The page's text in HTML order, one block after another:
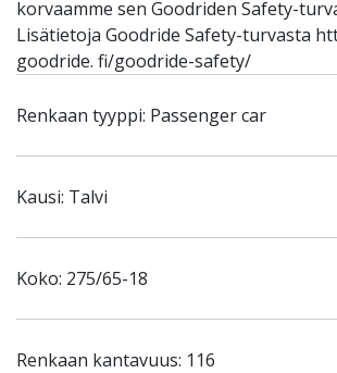
korvaamme sen Goodriden Safety-
Lisätietoja Goodride Safety-turvasta
goodride. fi/goodride-safety/
Renkaan tyyppi: Passenger car
Kausi: Talvi
Koko: 275/65-18
Renkaan kantavuus: 116